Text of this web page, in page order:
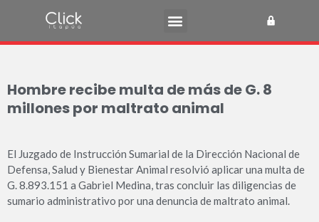
Hombre recibe multa de más de G. 8
millones por maltrato animal
El Juzgado de Instrucción Sumarial de la Dirección Nacional de
Defensa, Salud y Bienestar Animal resolvió aplicar una multa de
G. 8.893.151 a Gabriel Medina, tras concluir las diligencias de
sumario administrativo por una denuncia de maltrato animal.